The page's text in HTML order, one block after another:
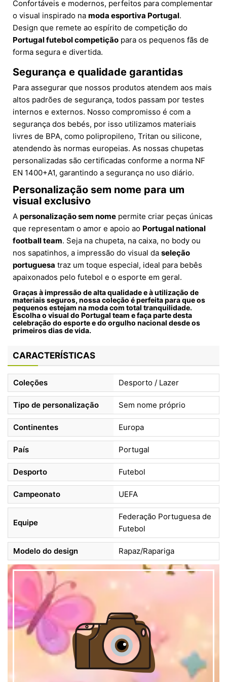
Confortáveis e modernos, perfeitos para complementar
o visual inspirado na moda esportiva Portugal.
Design que remete ao espírito de competição do
Portugal futebol competição para os pequenos fãs de
forma segura e divertida.
Segurança e qualidade garantidas
Para assegurar que nossos produtos atendem aos mais
altos padrões de segurança, todos passam por testes
internos e externos. Nosso compromisso é com a
segurança dos bebés, por isso utilizamos materiais
livres de BPA, como polipropileno, Tritan ou silicone,
atendendo às normas europeias. As nossas chupetas
personalizadas são certificadas conforme a norma NF
EN 1400+A1, garantindo a segurança no uso diário.
Personalização sem nome para um
visual exclusivo
A personalização sem nome permite criar peças únicas
que representam o amor e apoio ao Portugal national
football team. Seja na chupeta, na caixa, no body ou
nos sapatinhos, a impressão do visual da seleção
portuguesa traz um toque especial, ideal para bebês
apaixonados pelo futebol e o esporte em geral.
Graças à impressão de alta qualidade e à utilização de
materiais seguros, nossa coleção é perfeita para que os
pequenos estejam na moda com total tranquilidade.
Escolha o visual do Portugal team e faça parte desta
celebração do esporte e do orgulho nacional desde os
primeiros dias de vida.
CARACTERÍSTICAS
Coleções Desporto / Lazer
Tipo de personalização Sem nome próprio
Continentes Europa
País Portugal
Desporto Futebol
Campeonato UEFA
Equipe
Federação Portuguesa de
Futebol
Modelo do design Rapaz/Rapariga